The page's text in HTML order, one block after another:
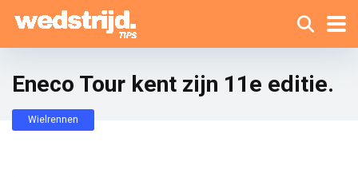
Eneco Tour kent zijn 11e editie.
Wielrennen